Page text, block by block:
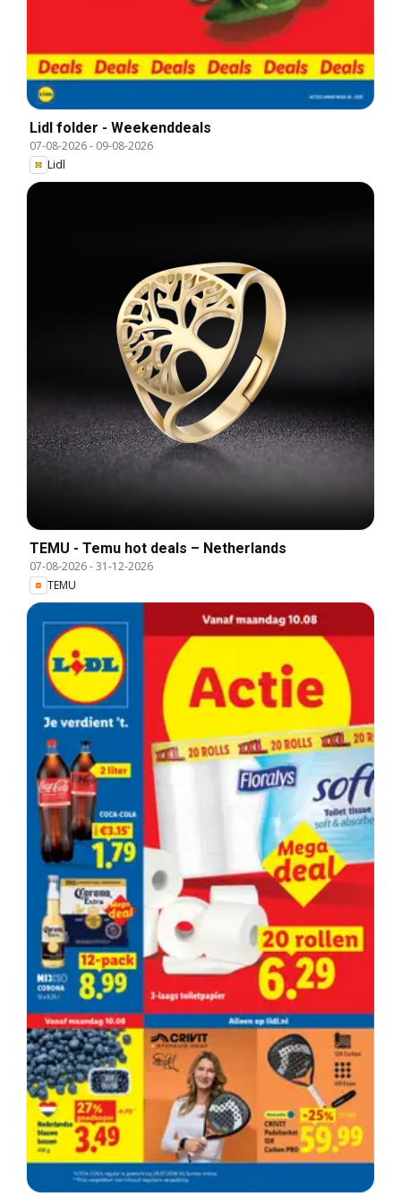
Lidl folder - Weekenddeals
07-08-2026- 09-08-2026
Lidl
TEMU - Temu hot deals – Netherlands
07-08-2026-31-12-2026
TEMU